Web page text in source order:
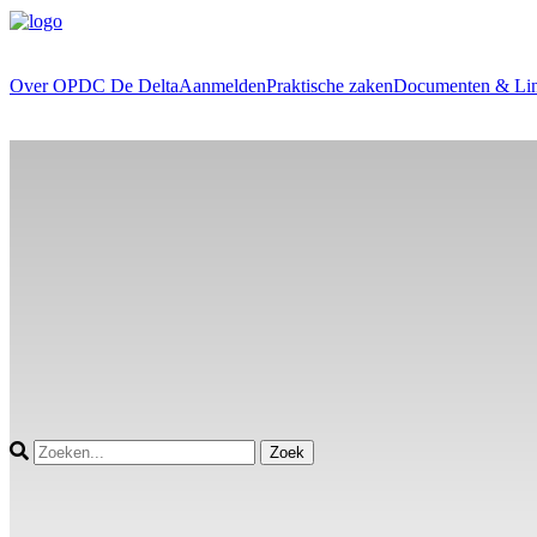
Over OPDC De DeltaAanmeldenPraktische zakenDocumenten &